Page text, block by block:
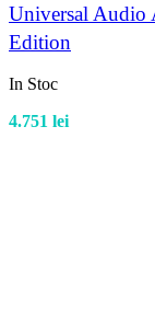
Universal Audio
Edition
In Stoc
4.751 lei